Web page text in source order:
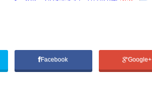
Facebook Google+